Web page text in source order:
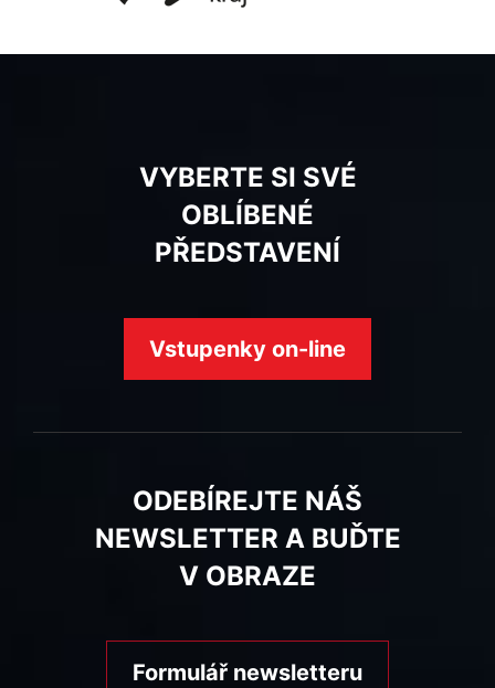
VYBERTE SI SVÉ
OBLÍBENÉ
PŘEDSTAVENÍ
Vstupenky on-line
ODEBÍREJTE NÁŠ
NEWSLETTER A BUĎTE
V OBRAZE
Formulář newsletteru